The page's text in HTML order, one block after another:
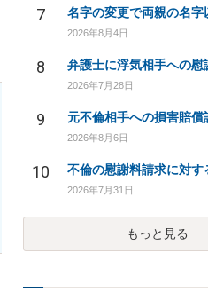
7
2026年8月4日
8
2026年7月28日
9 元不倫相手への損害賠償
2026年8月6日
10
2026年7月31日
もっと見る